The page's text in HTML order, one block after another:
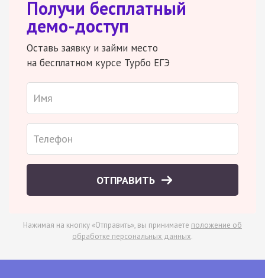
Получи бесплатный
демо-доступ
Оставь заявку и займи место
на бесплатном курсе Турбо ЕГЭ
ОТПРАВИТЬ
Нажимая на кнопку «Отправить», вы принимаете положение об
обработке персональных данных.